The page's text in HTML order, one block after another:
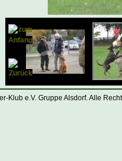
Klub e.V. Gruppe Alsdorf. Alle